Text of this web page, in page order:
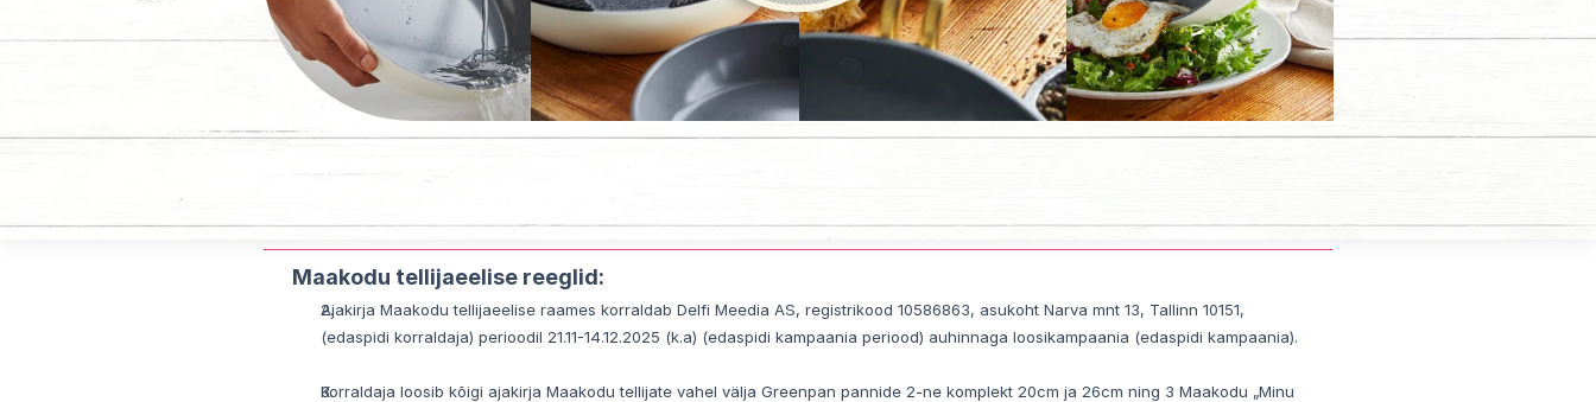
Maakodu tellijaeelise reeglid:
Ajakirja Maakodu tellijaeelise raames korraldab Delfi Meedia AS, registrikood 10586863, asukoht Narva mnt 13, Tallinn 10151,
(edaspidi korraldaja) perioodil 21.11-14.12.2025 (k.a) (edaspidi kampaania periood) auhinnaga loosikampaania (edaspidi kampaania).
Korraldaja loosib kõigi ajakirja Maakodu tellijate vahel välja Greenpan pannide 2-ne komplekt 20cm ja 26cm ning 3 Maakodu „Minu